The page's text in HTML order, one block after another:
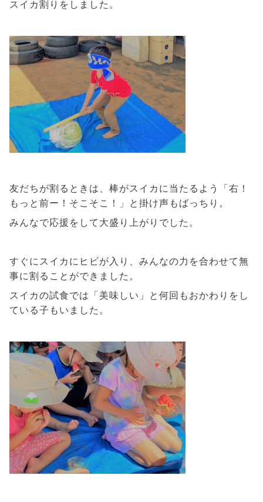
スイカ割りをしました。
友だちが割るときは、棒がスイカに当たるよう「右！
もっと前ー！そこそこ！」と掛け声もばっちり。
みんなで応援をして大盛り上がりでした。
すぐにスイカにヒビが入り、みんなの力を合わせて無
事に割ることができました。
スイカの試食では「美味しい」と何回もおかわりをし
ている子もいました。